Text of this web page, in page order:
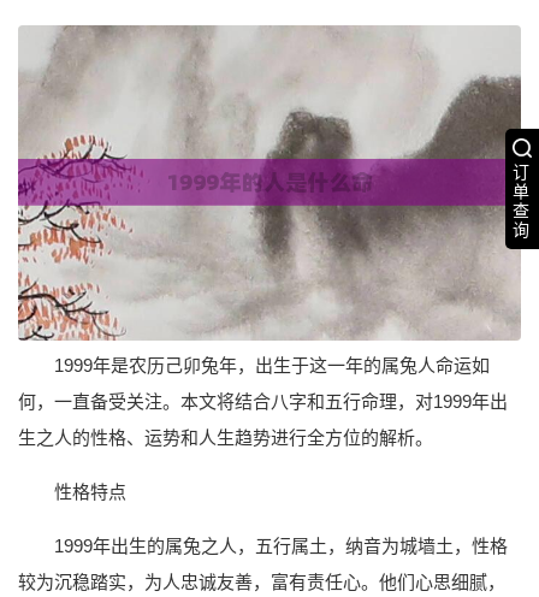
订
单
查
询
1999年是农历己卯兔年，出生于这一年的属兔人命运如
何，一直备受关注。本文将结合八字和五行命理，对1999年出
生之人的性格、运势和人生趋势进行全方位的解析。
性格特点
1999年出生的属兔之人，五行属土，纳音为城墙土，性格
较为沉稳踏实，为人忠诚友善，富有责任心。他们心思细腻，